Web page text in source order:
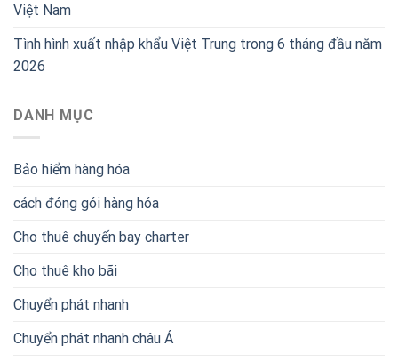
Việt Nam
Tình hình xuất nhập khẩu Việt Trung trong 6 tháng đầu năm
2026
DANH MỤC
Bảo hiểm hàng hóa
cách đóng gói hàng hóa
Cho thuê chuyến bay charter
Cho thuê kho bãi
Chuyển phát nhanh
Chuyển phát nhanh châu Á